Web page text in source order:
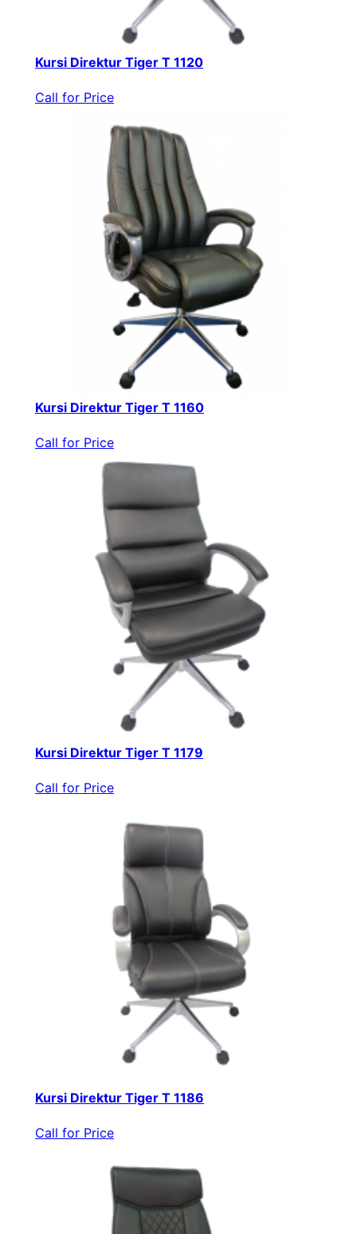
Kursi Direktur Tiger T 1120
Call for Price
Kursi Direktur Tiger T 1160
Call for Price
Kursi Direktur Tiger T 1179
Call for Price
Kursi Direktur Tiger T 1186
Call for Price